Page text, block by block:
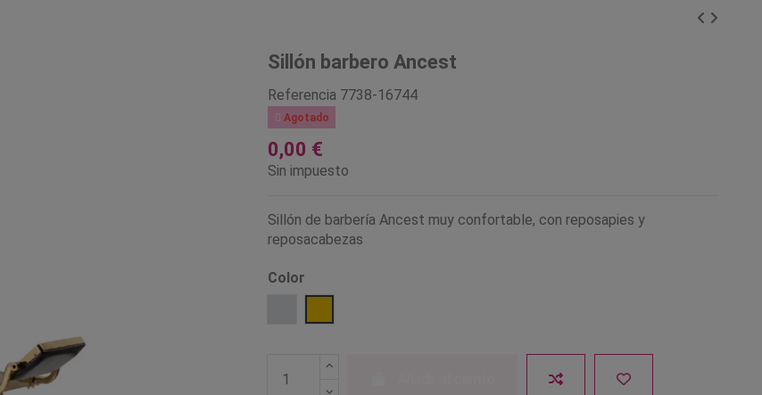
Sillón barbero Ancest
Referencia 7738-16744
Agotado
0,00 €
Sin impuesto
Sillón de barbería Ancest muy confortable, con reposapies y
reposacabezas
Color